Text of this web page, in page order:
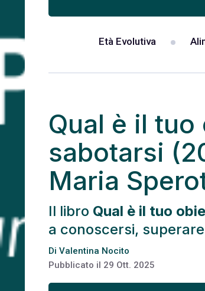
Età Evolutiva
Qual è il
sabotarsi
Maria
Il libro Qual è il tuo
a conoscersi,
Di Valentina Nocito
Pubblicato il 29 Ott. 2025